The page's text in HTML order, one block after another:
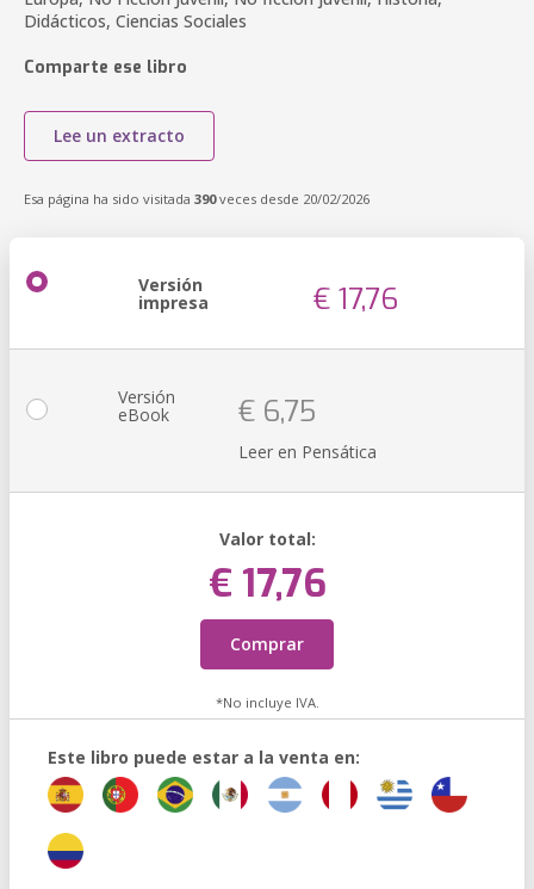
Didácticos, Ciencias Sociales
Comparte ese libro
Lee un extracto
Esa página ha sido visitada 390veces desde 20/02/2026
Versión
impresa € 17,76
Versión
eBook € 6,75
Leer en Pensática
Valor total:
€ 17,76
Comprar
*No incluye IVA.
Este libro puede estar a la venta en: